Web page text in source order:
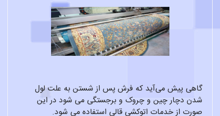
گاهی پیش می‌آید که فرش پس از شستن به علت لول
شدن دچار چین و چروک و برجستگی می شود در این
صورت از خدمات اتوکشی قالی استفاده می شود.